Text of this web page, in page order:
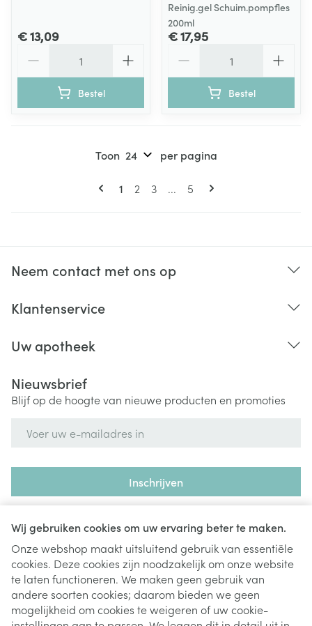
Wij gebruiken cookies om uw ervaring beter te maken.
Onze webshop maakt uitsluitend gebruik van essentiële
cookies. Deze cookies zijn noodzakelijk om onze website
te laten functioneren. We maken geen gebruik van
andere soorten cookies; daarom bieden we geen
mogelijkheid om cookies te weigeren of uw cookie-
€ 13,09
Bestel
Reinig.gel Schuim.pompfles
200ml
€ 17,95
Bestel
Pagina's
U lees momenteel pagina
1 Pagina
2 Pagina
3 ... Pagina
5
Toon per pagina
Neem contact met ons op
Klantenservice
Uw apotheek
Nieuwsbrief
Blijf op de hoogte van nieuwe producten en promoties
Inschrijven
nieuwsbrief en gaat u akkoord met onzeprivacy policy.